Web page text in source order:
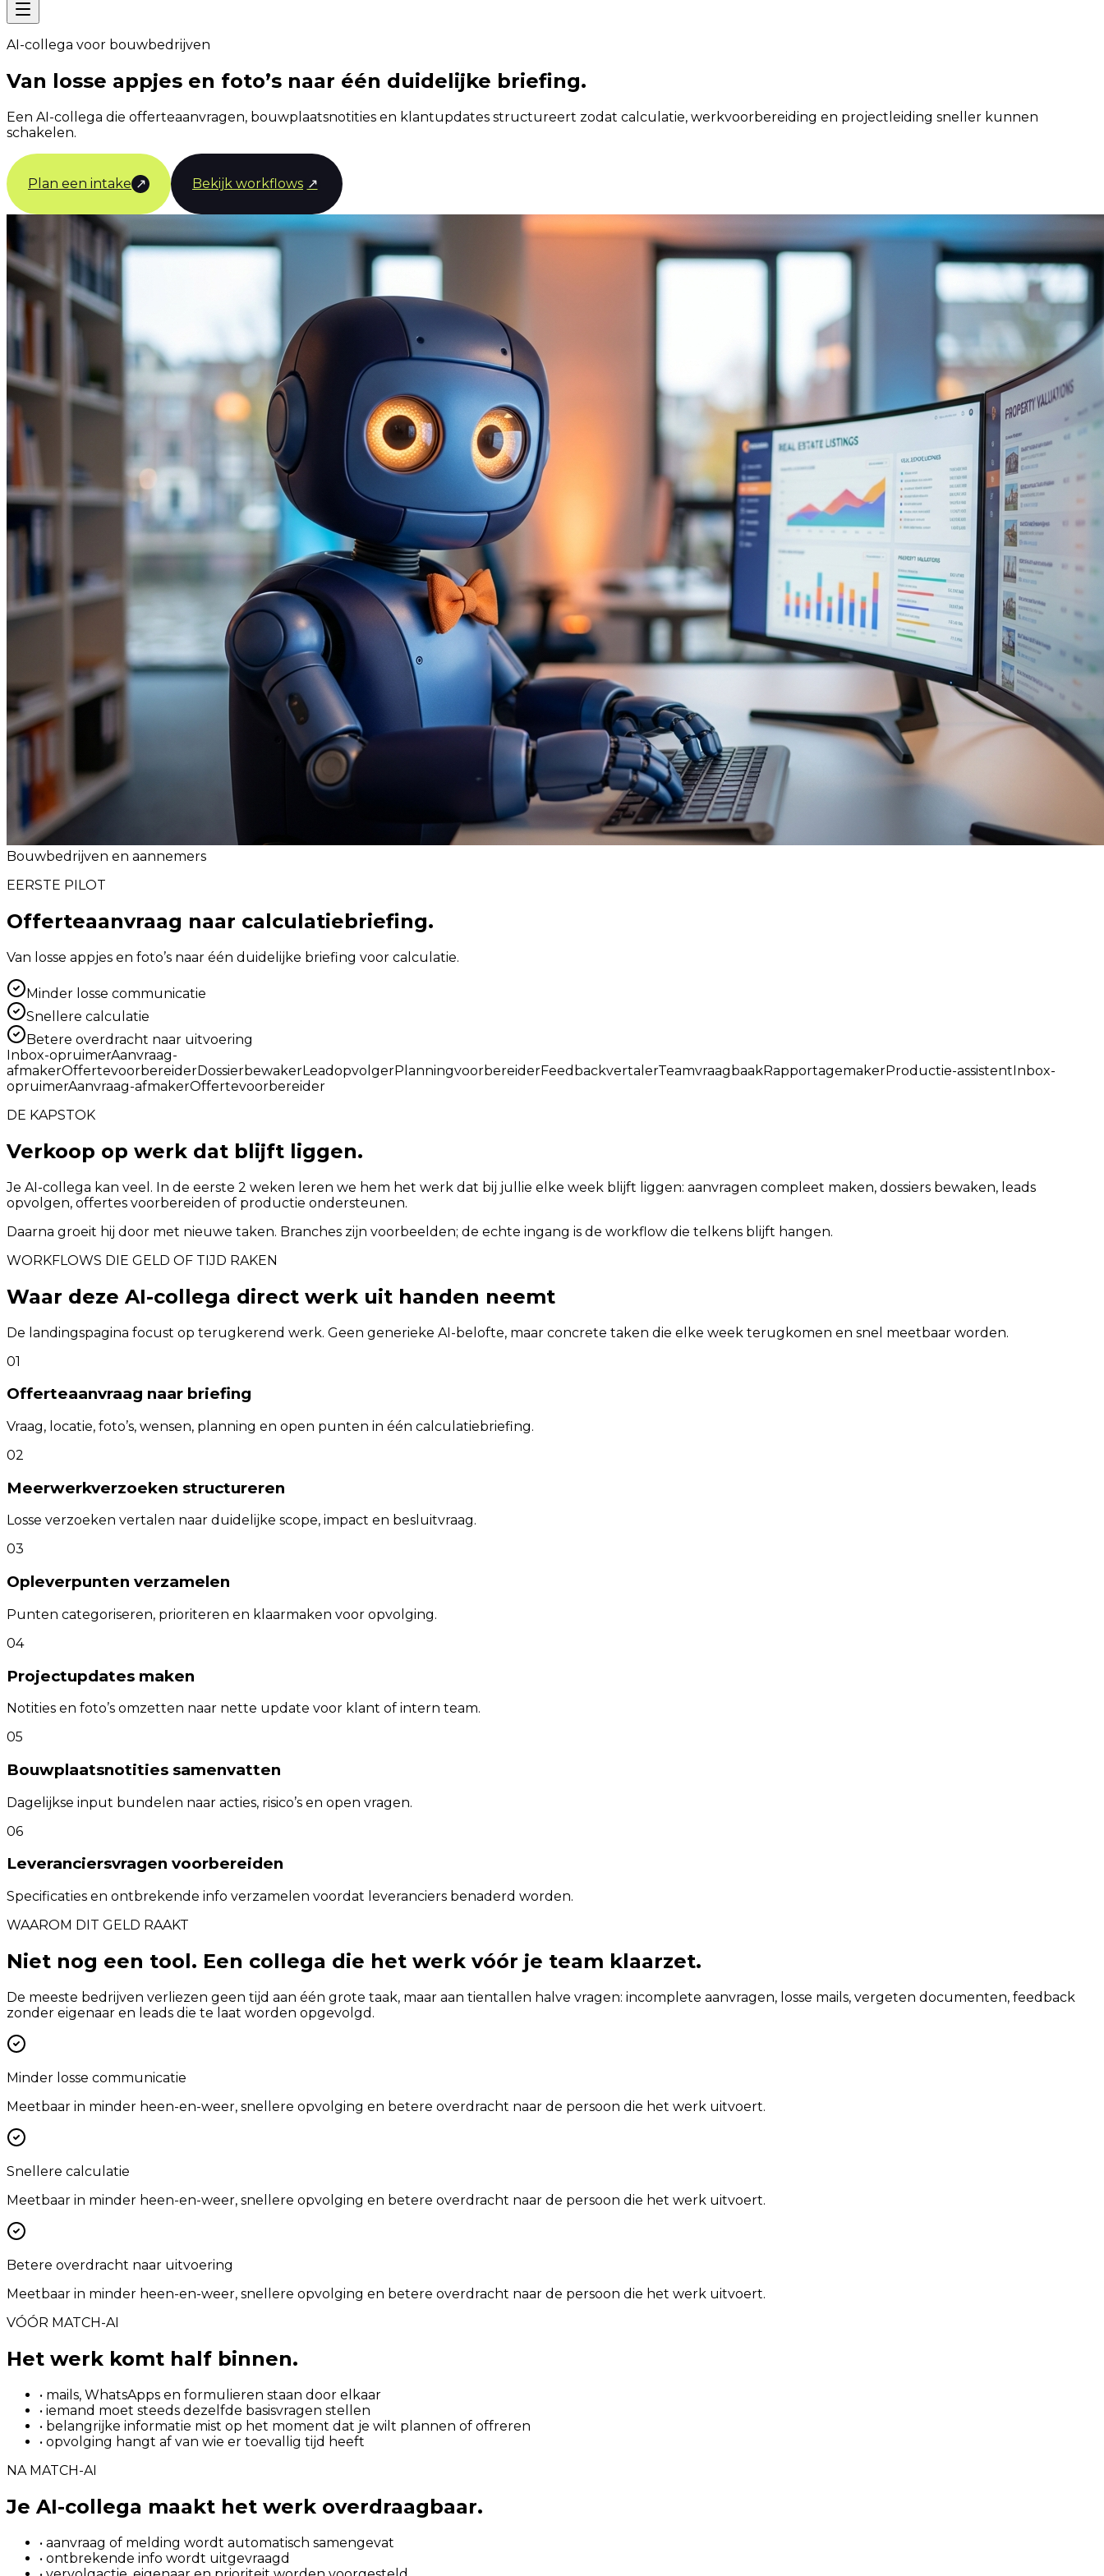
AI-collega voor bouwbedrijven
Van losse appjes en foto’s naar één duidelijke briefing.
Een AI-collega die offerteaanvragen, bouwplaatsnotities en klantupdates structureert zodat calculatie, werkvoorbereiding en projectleiding sneller kunnen
schakelen.
Plan een intake ↗ Bekijk workflows ↗
Bouwbedrijven en aannemers
EERSTE PILOT
Offerteaanvraag naar calculatiebriefing.
Van losse appjes en foto’s naar één duidelijke briefing voor calculatie.
Minder losse communicatie
Snellere calculatie
Betere overdracht naar uitvoering
Inbox-opruimerAanvraag-
afmakerOffertevoorbereiderDossierbewakerLeadopvolgerPlanningvoorbereiderFeedbackvertalerTeamvraagbaakRapportagemakerProductie-assistentInbox-
opruimerAanvraag-afmakerOffertevoorbereider
DE KAPSTOK
Verkoop op werk dat blijft liggen.
Je AI-collega kan veel. In de eerste 2 weken leren we hem het werk dat bij jullie elke week blijft liggen: aanvragen compleet maken, dossiers bewaken, leads
opvolgen, offertes voorbereiden of productie ondersteunen.
Daarna groeit hij door met nieuwe taken. Branches zijn voorbeelden; de echte ingang is de workflow die telkens blijft hangen.
WORKFLOWS DIE GELD OF TIJD RAKEN
Waar deze AI-collega direct werk uit handen neemt
De landingspagina focust op terugkerend werk. Geen generieke AI-belofte, maar concrete taken die elke week terugkomen en snel meetbaar worden.
01
Offerteaanvraag naar briefing
Vraag, locatie, foto’s, wensen, planning en open punten in één calculatiebriefing.
02
Meerwerkverzoeken structureren
Losse verzoeken vertalen naar duidelijke scope, impact en besluitvraag.
03
Opleverpunten verzamelen
Punten categoriseren, prioriteren en klaarmaken voor opvolging.
04
Projectupdates maken
Notities en foto’s omzetten naar nette update voor klant of intern team.
05
Bouwplaatsnotities samenvatten
Dagelijkse input bundelen naar acties, risico’s en open vragen.
06
Leveranciersvragen voorbereiden
Specificaties en ontbrekende info verzamelen voordat leveranciers benaderd worden.
WAAROM DIT GELD RAAKT
Niet nog een tool. Een collega die het werk vóór je team klaarzet.
De meeste bedrijven verliezen geen tijd aan één grote taak, maar aan tientallen halve vragen: incomplete aanvragen, losse mails, vergeten documenten, feedback
zonder eigenaar en leads die te laat worden opgevolgd.
Minder losse communicatie
Meetbaar in minder heen-en-weer, snellere opvolging en betere overdracht naar de persoon die het werk uitvoert.
Snellere calculatie
Meetbaar in minder heen-en-weer, snellere opvolging en betere overdracht naar de persoon die het werk uitvoert.
Betere overdracht naar uitvoering
Meetbaar in minder heen-en-weer, snellere opvolging en betere overdracht naar de persoon die het werk uitvoert.
VÓÓR MATCH-AI
Het werk komt half binnen.
• mails, WhatsApps en formulieren staan door elkaar
• iemand moet steeds dezelfde basisvragen stellen
• belangrijke informatie mist op het moment dat je wilt plannen of offreren
• opvolging hangt af van wie er toevallig tijd heeft
NA MATCH-AI
Je AI-collega maakt het werk overdraagbaar.
• aanvraag of melding wordt automatisch samengevat
• ontbrekende info wordt uitgevraagd